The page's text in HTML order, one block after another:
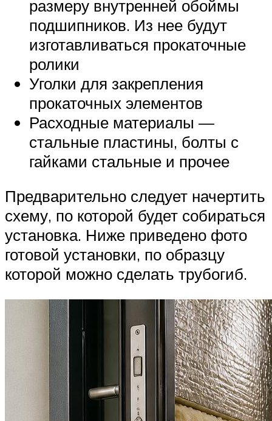
размеру внутренней обоймы
подшипников. Из нее будут
изготавливаться прокаточные
ролики
Уголки для закрепления
прокаточных элементов
Расходные материалы —
стальные пластины, болты с
гайками стальные и прочее
Предварительно следует начертить
схему, по которой будет собираться
установка. Ниже приведено фото
готовой установки, по образцу
которой можно сделать трубогиб.